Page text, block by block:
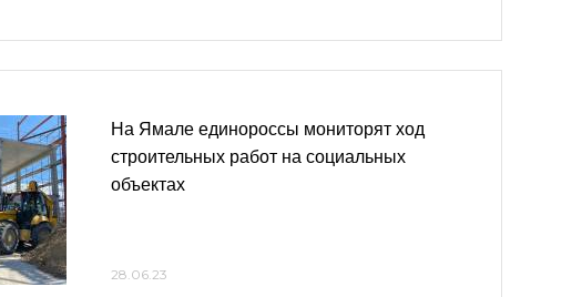
На Ямале единороссы мониторят ход
строительных работ на социальных
объектах
28.06.23